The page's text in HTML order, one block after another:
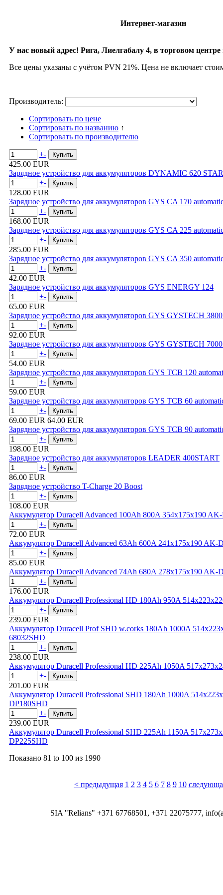
Интернет-магазин
У нас новый адрес! Рига, Лиелгабалу 4, в торговом
Все цены указаны с учётом PVN 21%. Цена не включает
Производитель:
Сортировать по цене
Сортировать по названию ↑
Сортировать по производителю
+-
425.00 EUR
Зарядное устройство для аккумуляторов DYNAMIC 620
+-
128.00 EUR
Зарядное устройство для аккумуляторов GYS CA 170
+-
168.00 EUR
Зарядное устройство для аккумуляторов GYS CA 225
+-
285.00 EUR
Зарядное устройство для аккумуляторов GYS CA 350
+-
42.00 EUR
Зарядное устройство для аккумуляторов GYS ENERGY 124
+-
65.00 EUR
Зарядное устройство для аккумуляторов GYS GYSTECH
+-
92.00 EUR
Зарядное устройство для аккумуляторов GYS GYSTECH
+-
54.00 EUR
Зарядное устройство для аккумуляторов GYS TCB 120
+-
59.00 EUR
Зарядное устройство для аккумуляторов GYS TCB 60
+-
69.00 EUR 64.00 EUR
Зарядное устройство для аккумуляторов GYS TCB 90
+-
198.00 EUR
Зарядное устройство для аккумуляторов LEADER 400START
+-
86.00 EUR
Зарядное устройство T-Charge 20 Boost
+-
108.00 EUR
Аккумулятор Duracell Advanced 100Ah 800A 354x175x190
+-
72.00 EUR
Аккумулятор Duracell Advanced 63Ah 600A 241x175x190
+-
85.00 EUR
Аккумулятор Duracell Advanced 74Ah 680A 278x175x190 AK-
+-
176.00 EUR
Аккумулятор Duracell Professional HD 180Ah 950A
+-
239.00 EUR
Аккумулятор Duracell Prof SHD w.corks 180Ah 1000A
68032SHD
+-
238.00 EUR
Аккумулятор Duracell Professional HD 225Ah 1050A
+-
201.00 EUR
Аккумулятор Duracell Professional SHD 180Ah 1000A
DP180SHD
+-
239.00 EUR
Аккумулятор Duracell Professional SHD 225Ah 1150A
DP225SHD
Показано 81 to 100 из 1990
< предыдущая 1 2 3 4 5 6 7 8 9 10
SIA "Relians" +371 67768501, +371 22075777,